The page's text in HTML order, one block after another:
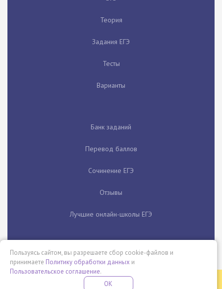
Теория
Задания ЕГЭ
Тесты
Варианты
Банк заданий
Перевод баллов
Сочинение ЕГЭ
Отзывы
Лучшие онлайн-школы ЕГЭ
Бесплатная летняя школа
Пользуясь сайтом, вы разрешаете сбор cookie-файлов и
принимаете Политику обработки данных и
Пользовательское соглашение.
OK